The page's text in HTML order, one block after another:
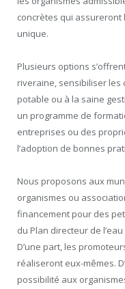
concrètes qui
unique.
Plusieurs options
riveraine, sensibiliser les
potable ou à la saine
un programme de
entreprises ou des
l’adoption de bonnes
Nous proposons aux
organismes ou
financement pour des
du Plan directeur de
D’une part, les
réaliseront eux-mêmes.
possibilité aux